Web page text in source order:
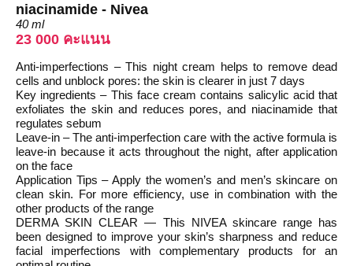
niacinamide - Nivea
40 ml
23 000 คะแนน
Anti-imperfections – This night cream helps to remove dead
cells and unblock pores: the skin is clearer in just 7 days
Key ingredients – This face cream contains salicylic acid that
exfoliates the skin and reduces pores, and niacinamide that
regulates sebum
Leave-in – The anti-imperfection care with the active formula is
leave-in because it acts throughout the night, after application
on the face
Application Tips – Apply the women’s and men’s skincare on
clean skin. For more efficiency, use in combination with the
other products of the range
DERMA SKIN CLEAR — This NIVEA skincare range has
been designed to improve your skin’s sharpness and reduce
facial imperfections with complementary products for an